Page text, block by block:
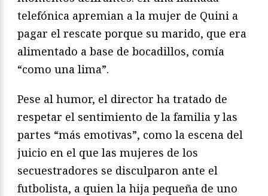
telefónica apremian a la mujer de Quini a
pagar el rescate porque su marido, que era
alimentado a base de bocadillos, comía
“como una lima”.
Pese al humor, el director ha tratado de
respetar el sentimiento de la familia y las
partes “más emotivas”, como la escena del
juicio en el que las mujeres de los
secuestradores se disculparon ante el
futbolista, a quien la hija pequeña de uno